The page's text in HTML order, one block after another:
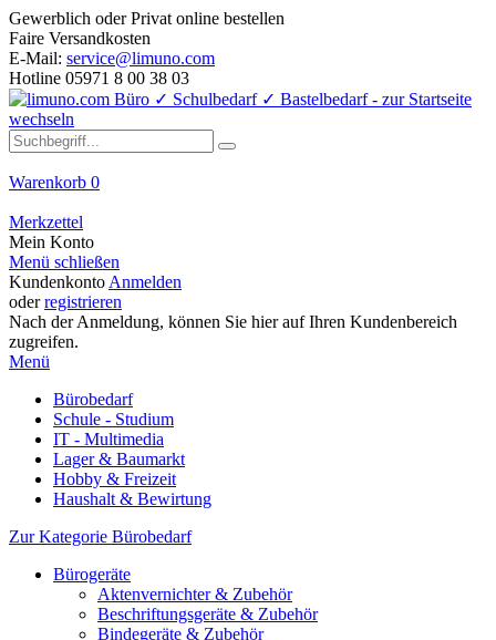
Gewerblich oder Privat online bestellen
Faire Versandkosten
E-Mail: service@limuno.com
Hotline 05971 8 00 38 03
Warenkorb 0
Merkzettel
Mein Konto
Menü schließen
Kundenkonto Anmelden
oderregistrieren
Nach der Anmeldung, können Sie hier auf Ihren Kundenbereich
zugreifen.
Menü
Bürobedarf
Schule - Studium
IT - Multimedia
Lager & Baumarkt
Hobby & Freizeit
Haushalt & Bewirtung
Zur Kategorie Bürobedarf
Bürogeräte
Aktenvernichter & Zubehör
Beschriftungsgeräte & Zubehör
Bindegeräte & Zubehör